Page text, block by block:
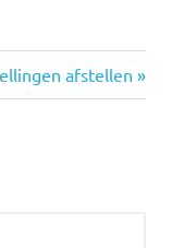
afstellen